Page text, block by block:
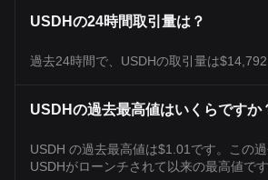
USDHの24時間取引量は？
過去24時間で、USDHの取引量は
USDHの過去最高値はいくらですか
USDH の過去最高値は$1.01です。この過
USDHがローンチされて以来の最高値です